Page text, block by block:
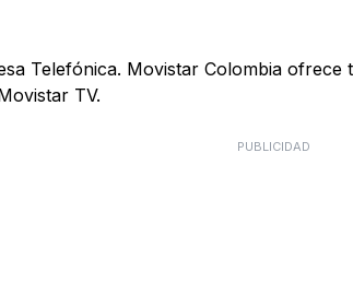
Telefónica. Movistar Colombia
TV.
PUBLICIDAD